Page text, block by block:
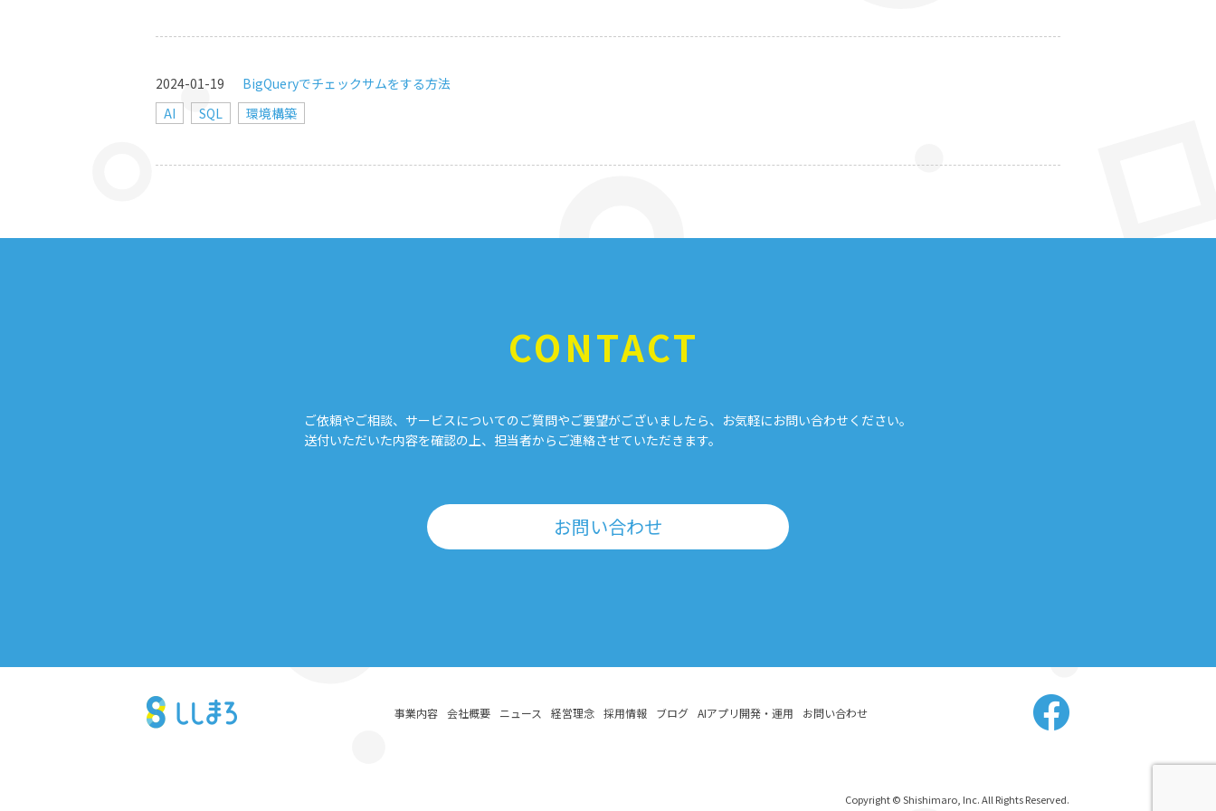
2024-01-19
BigQueryでチェックサムをする方法
AI
SQL 環境構築
CONTACT
ご依頼やご相談、サービスについてのご質問やご要望がございましたら、お気軽にお問い合わせください。
送付いただいた内容を確認の上、担当者からご連絡させていただきます。
お問い合わせ
事業内容 会社概要 ニュース 経営理念 採用情報 ブログ AIアプリ開発・運用 お問い合わせ
Copyright © Shishimaro, Inc. All Rights Reserved.